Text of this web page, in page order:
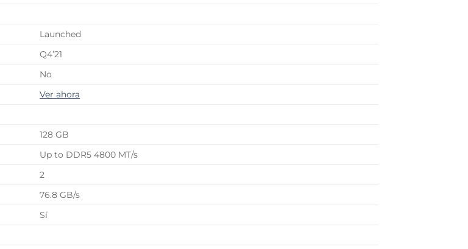
Launched
Q4’21
No
Ver ahora
128 GB
Up to DDR5 4800 MT/s
2
76.8 GB/s
Sí